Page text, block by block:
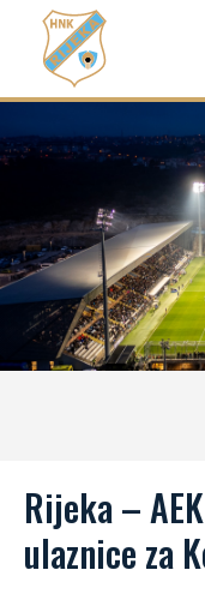
Rijeka –
ulaznice za